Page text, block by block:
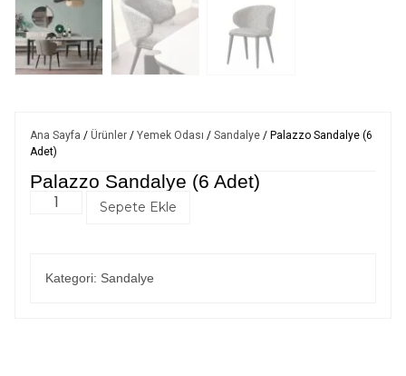
Ana Sayfa / Ürünler / Yemek Odası / Sandalye / Palazzo Sandalye (6
Adet)
Palazzo Sandalye (6 Adet)
Sepete Ekle
Kategori: Sandalye